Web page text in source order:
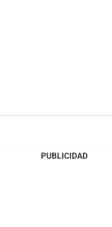
PUBLICIDAD